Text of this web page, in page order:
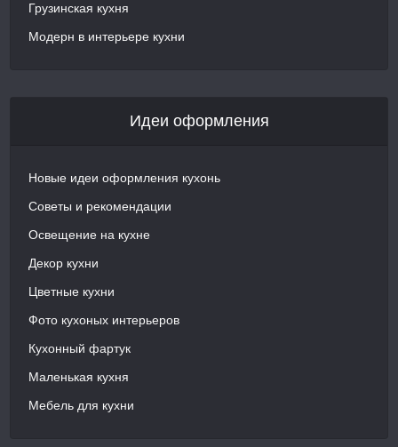
Грузинская кухня
Модерн в интерьере кухни
Идеи оформления
Новые идеи оформления кухонь
Советы и рекомендации
Освещение на кухне
Декор кухни
Цветные кухни
Фото кухоных интерьеров
Кухонный фартук
Маленькая кухня
Мебель для кухни